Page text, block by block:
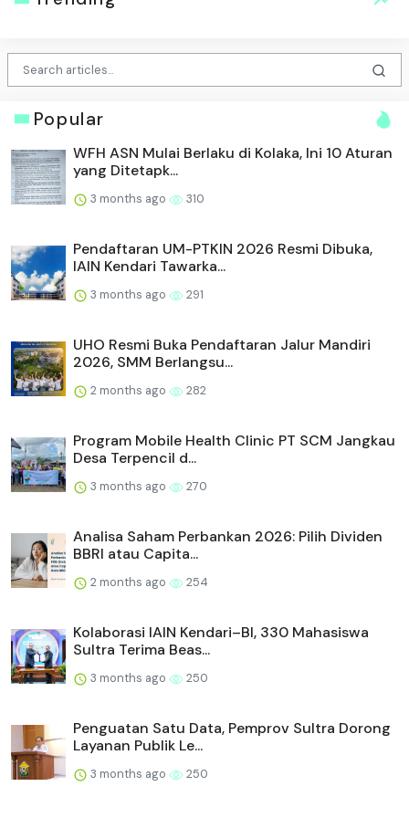
Popular
WFH ASN Mulai Berlaku di Kolaka, Ini 10 Aturan
yang Ditetapk...
3 months ago 310
Pendaftaran UM-PTKIN 2026 Resmi Dibuka,
IAIN Kendari Tawarka...
3 months ago 291
UHO Resmi Buka Pendaftaran Jalur Mandiri
2026, SMM Berlangsu...
2 months ago 282
Program Mobile Health Clinic PT SCM Jangkau
Desa Terpencil d...
3 months ago 270
Analisa Saham Perbankan 2026: Pilih Dividen
BBRI atau Capita...
2 months ago 254
Kolaborasi IAIN Kendari–BI, 330 Mahasiswa
Sultra Terima Beas...
3 months ago 250
Penguatan Satu Data, Pemprov Sultra Dorong
Layanan Publik Le...
3 months ago 250